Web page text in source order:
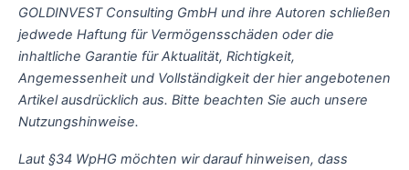
GOLDINVEST Consulting GmbH und ihre Autoren schließen
jedwede Haftung für Vermögensschäden oder die
inhaltliche Garantie für Aktualität, Richtigkeit,
Angemessenheit und Vollständigkeit der hier angebotenen
Artikel ausdrücklich aus. Bitte beachten Sie auch unsere
Nutzungshinweise.
Laut §34 WpHG möchten wir darauf hinweisen, dass